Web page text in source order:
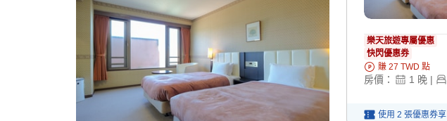
樂天旅遊專屬優惠
快閃優惠券
賺 27 TWD 點
房價： 1 晚 |
使用 2 張優惠券享